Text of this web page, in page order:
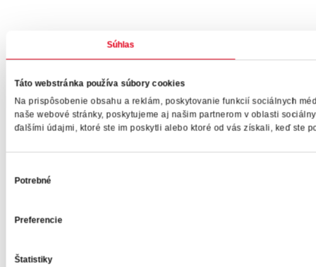
Súhlas
Táto webstránka používa súbory cookies
Na prispôsobenie obsahu a reklám, poskytovanie funkcií sociálnych
naše webové stránky, poskytujeme aj našim partnerom v oblasti
ďalšími údajmi, ktoré ste im poskytli alebo ktoré od vás získali, keď ste
súhlasu
Potrebné
Preferencie
Štatistiky